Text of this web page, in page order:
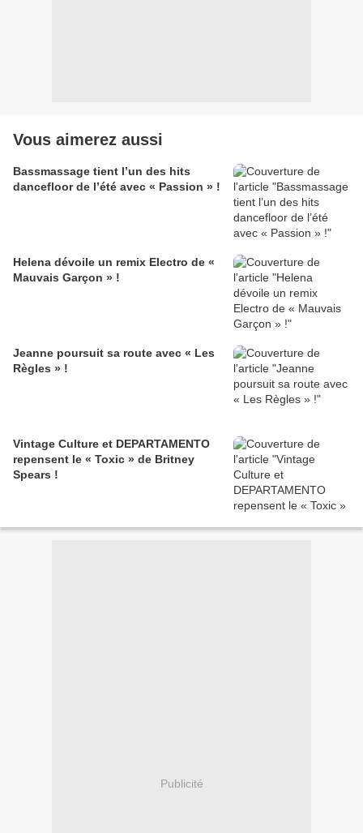
Vous aimerez aussi
Bassmassage tient l’un des hits
dancefloor de l’été avec « Passion » !
Helena dévoile un remix Electro de «
Mauvais Garçon » !
Jeanne poursuit sa route avec « Les
Règles » !
Vintage Culture et DEPARTAMENTO
repensent le « Toxic » de Britney
Spears !
Publicité